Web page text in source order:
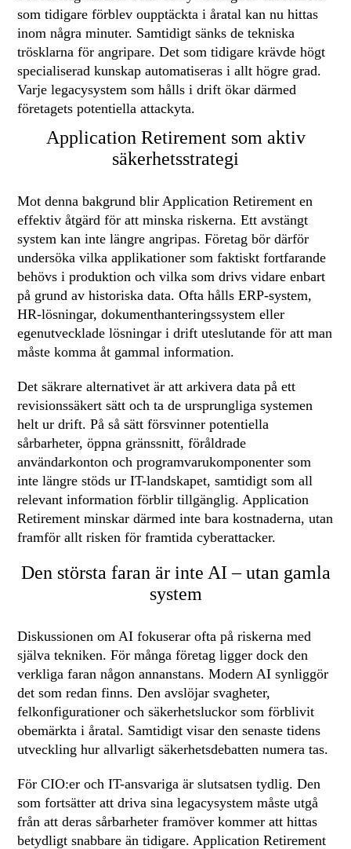
som tidigare förblev oupptäckta i åratal kan nu hittas
inom några minuter. Samtidigt sänks de tekniska
trösklarna för angripare. Det som tidigare krävde högt
specialiserad kunskap automatiseras i allt högre grad.
Varje legacysystem som hålls i drift ökar därmed
företagets potentiella attackyta.
Application Retirement som aktiv
säkerhetsstrategi
Mot denna bakgrund blir Application Retirement en
effektiv åtgärd för att minska riskerna. Ett avstängt
system kan inte längre angripas. Företag bör därför
undersöka vilka applikationer som faktiskt fortfarande
behövs i produktion och vilka som drivs vidare enbart
på grund av historiska data. Ofta hålls ERP-system,
HR-lösningar, dokumenthanteringssystem eller
egenutvecklade lösningar i drift uteslutande för att man
måste komma åt gammal information.
Det säkrare alternativet är att arkivera data på ett
revisionssäkert sätt och ta de ursprungliga systemen
helt ur drift. På så sätt försvinner potentiella
sårbarheter, öppna gränssnitt, föråldrade
användarkonton och programvarukomponenter som
inte längre stöds ur IT-landskapet, samtidigt som all
relevant information förblir tillgänglig. Application
Retirement minskar därmed inte bara kostnaderna, utan
framför allt risken för framtida cyberattacker.
Den största faran är inte AI – utan gamla
system
Diskussionen om AI fokuserar ofta på riskerna med
själva tekniken. För många företag ligger dock den
verkliga faran någon annanstans. Modern AI synliggör
det som redan finns. Den avslöjar svagheter,
felkonfigurationer och säkerhetsluckor som förblivit
obemärkta i åratal. Samtidigt visar den senaste tidens
utveckling hur allvarligt säkerhetsdebatten numera tas.
För CIO:er och IT-ansvariga är slutsatsen tydlig. Den
som fortsätter att driva sina legacysystem måste utgå
från att deras sårbarheter framöver kommer att hittas
betydligt snabbare än tidigare. Application Retirement